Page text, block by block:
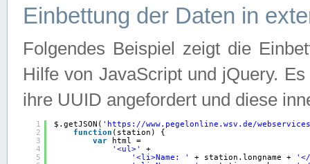
Einbettung der Daten in
Folgendes Beispiel zeigt die
Hilfe von JavaScript und jQuery.
ihre UUID angefordert und diese
1
2
3
4
5
$.getJSON( ' https://www.pegelonline.wsv.de/
function (station) {
var
html =
'<ul>'
+
'<li>Name: '
+ station.longname +